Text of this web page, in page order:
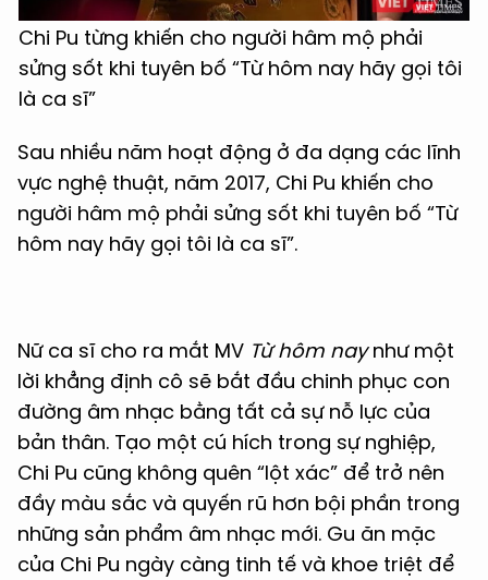
Chi Pu từng khiến cho người hâm mộ phải
sửng sốt khi tuyên bố “Từ hôm nay hãy gọi tôi
là ca sĩ”
Sau nhiều năm hoạt động ở đa dạng các lĩnh
vực nghệ thuật, năm 2017, Chi Pu khiến cho
người hâm mộ phải sửng sốt khi tuyên bố “Từ
hôm nay hãy gọi tôi là ca sĩ”.
Nữ ca sĩ cho ra mắt MV Từ hôm naynhư một
lời khẳng định cô sẽ bắt đầu chinh phục con
đường âm nhạc bằng tất cả sự nỗ lực của
bản thân. Tạo một cú hích trong sự nghiệp,
Chi Pu cũng không quên “lột xác” để trở nên
đầy màu sắc và quyến rũ hơn bội phần trong
những sản phẩm âm nhạc mới. Gu ăn mặc
của Chi Pu ngày càng tinh tế và khoe triệt để